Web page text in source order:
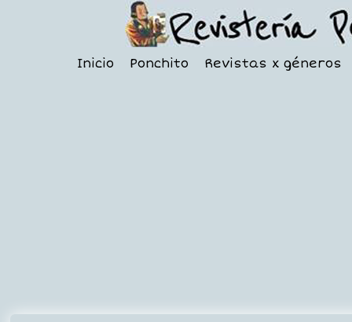
Inicio Ponchito Revistas x géneros